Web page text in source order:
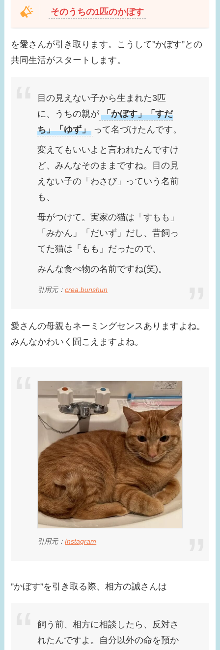
【画像】貴島明日香の
氏３選！
い理由はなに？現在の
活動は？
そのうちの1匹のかぼす
を愛さんが引き取ります。こうして”かぼす”との
共同生活がスタートします。
目の見えない子から生まれた3匹
に、うちの親が 「かぼす」「すだ
ち」「ゆず」 って名づけたんです。
変えてもいいよと言われたんですけ
ど、みんなそのままですね。目の見
えない子の「わさび」っていう名前
も、
母がつけて。実家の猫は「すもも」
「みかん」「だいず」だし、昔飼っ
てた猫は「もも」だったので、
みんな食べ物の名前ですね(笑)。
引用元：crea.bunshun
愛さんの母親もネーミングセンスありますよね。
みんなかわいく聞こえますよね。
引用元：Instagram
”かぼす”を引き取る際、相方の誠さんは
飼う前、相方に相談したら、反対さ
れたんですよ。自分以外の命を預か